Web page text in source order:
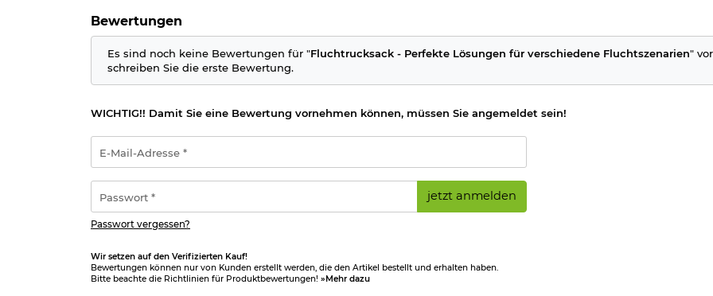
Bewertungen
Es sind noch keine Bewertungen für "Fluchtrucksack - Perfekte Lösungen für verschiedene Fluchtszenarien"
schreiben Sie die erste Bewertung.
WICHTIG!! Damit Sie eine Bewertung vornehmen können, müssen Sie angemeldet sein!
Mail-
Adresse
*
jetzt anmelden
Passwort vergessen?
Wir setzen auf den Verifizierten Kauf!
Bewertungen können nur von Kunden erstellt werden, die den Artikel bestellt und erhalten haben.
Bitte beachte die Richtlinien für Produktbewertungen! »Mehr dazu